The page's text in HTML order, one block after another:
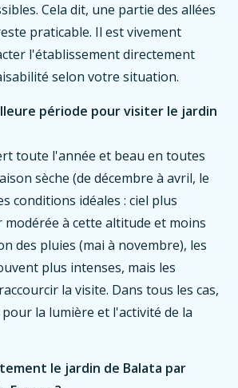
Cela dit, une partie des allées
praticable. Il est vivement
l'établissement directement
selon votre situation.
période pour visiter le jardin
toute l'année et beau en toutes
sèche (de décembre à avril, le
conditions idéales : ciel plus
modérée à cette altitude et moins
des pluies (mai à novembre), les
plus intenses, mais les
la visite. Dans tous les cas,
la lumière et l'activité de la
le jardin de Balata par